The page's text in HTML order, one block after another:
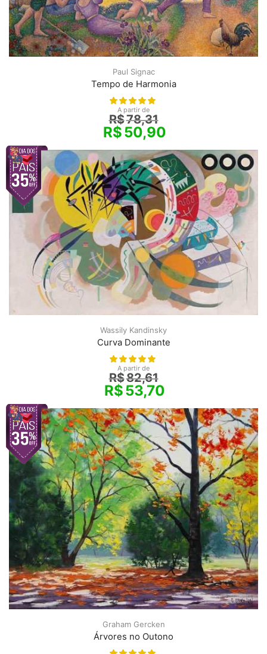
Paul Signac
Tempo de Harmonia
A partir de
R$78,31
R$50,90
Wassily Kandinsky
Curva Dominante
A partir de
R$82,61
R$53,70
Graham Gercken
Árvores no Outono